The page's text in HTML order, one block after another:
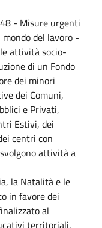
- Misure urgenti
del lavoro -
attività socio-
di un Fondo
dei minori
dei Comuni,
e Privati,
Estivi, dei
centri con
attività a
la Natalità e le
in favore dei
al
territoriali,